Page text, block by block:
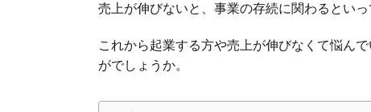
売上が伸びないと、事業の存続に関わるといっ
これから起業する方や売上が伸びなくて悩ん
がでしょうか。